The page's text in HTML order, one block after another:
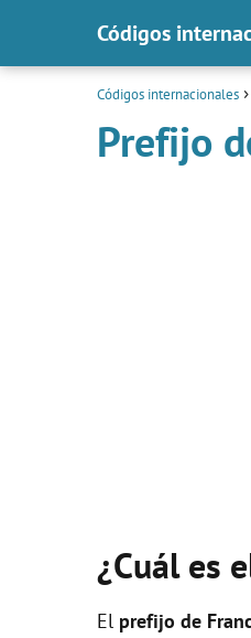
Códigos
Códigos internacionales
Prefijo
¿Cuál es
El prefijo de